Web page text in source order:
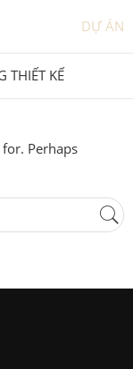
DỰ ÁN
THIẾT KẾ
Perhaps